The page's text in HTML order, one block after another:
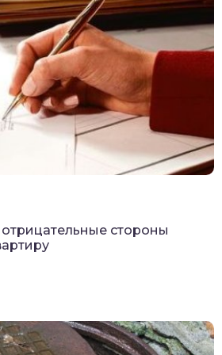
стороны